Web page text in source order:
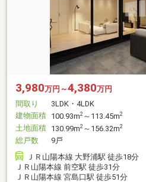
3,980万円～4,380万円
間取り
3LDK・4LDK
建物面積 100.93m2 ～113.45m2
土地面積 130.99m2 ～156.32m2
総戸数
9戸
ＪＲ山陽本線 大野浦駅 徒歩18分
ＪＲ山陽本線 前空駅 徒歩31分
ＪＲ山陽本線 宮島口駅 徒歩51分